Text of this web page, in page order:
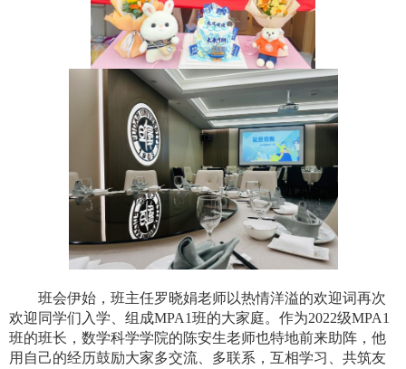
班会伊始，班主任罗晓娟老师以热情洋溢的欢迎词再次
欢迎同学们入学、组成MPA1班的大家庭。作为2022级MPA1
班的班长，数学科学学院的陈安生老师也特地前来助阵，他
用自己的经历鼓励大家多交流、多联系，互相学习、共筑友